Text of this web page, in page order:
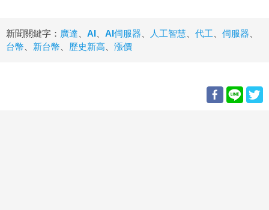
新聞關鍵字： 廣達 AI AI伺服器 人工智慧 代工 伺服器
台幣
新台幣 歷史新高 漲價